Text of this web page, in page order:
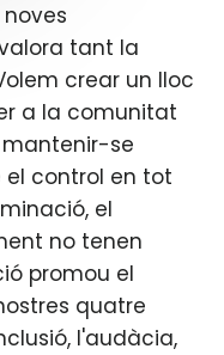
tant la
crear un lloc
a la comunitat
mantenir-se
control en tot
el
no tenen
promou el
quatre
l'audàcia,